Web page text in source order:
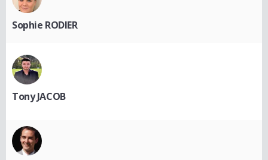
Sophie RODIER
Tony JACOB